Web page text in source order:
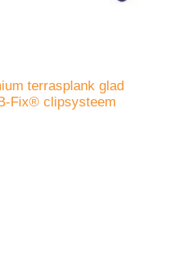
terrasplank glad
Fix® clipsysteem